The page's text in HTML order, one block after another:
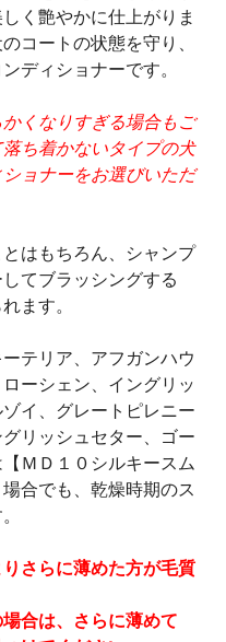
く艶やかに仕上がりま
コートの状態を守り、
ディショナーです。
かくなりすぎる場合もご
ち着かないタイプの犬
ョナーをお選びいただ
はもちろん、シャンプ
てブラッシングする
ます。
テリア、アフガンハウ
ーシェン、イングリッ
イ、グレートピレニー
リッシュセター、ゴー
ＭＤ１０シルキースム
合でも、乾燥時期のス
さらに薄めた方が毛質
合は、さらに薄めて